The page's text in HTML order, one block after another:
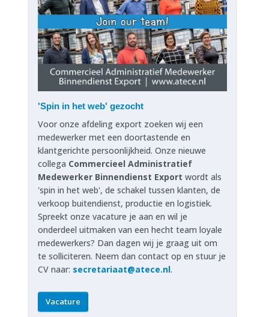
'Spin in het web' gezocht
Voor onze afdeling export zoeken wij een
medewerker met een doortastende en
klantgerichte persoonlijkheid. Onze nieuwe
collega Commercieel Administratief
Medewerker Binnendienst Export wordt als
'spin in het web', de schakel tussen klanten, de
verkoop buitendienst, productie en logistiek.
Spreekt onze vacature je aan en wil je
onderdeel uitmaken van een hecht team loyale
medewerkers? Dan dagen wij je graag uit om
te solliciteren. Neem dan contact op en stuur je
CV naar: secretariaat@atece.nl.
Vacature